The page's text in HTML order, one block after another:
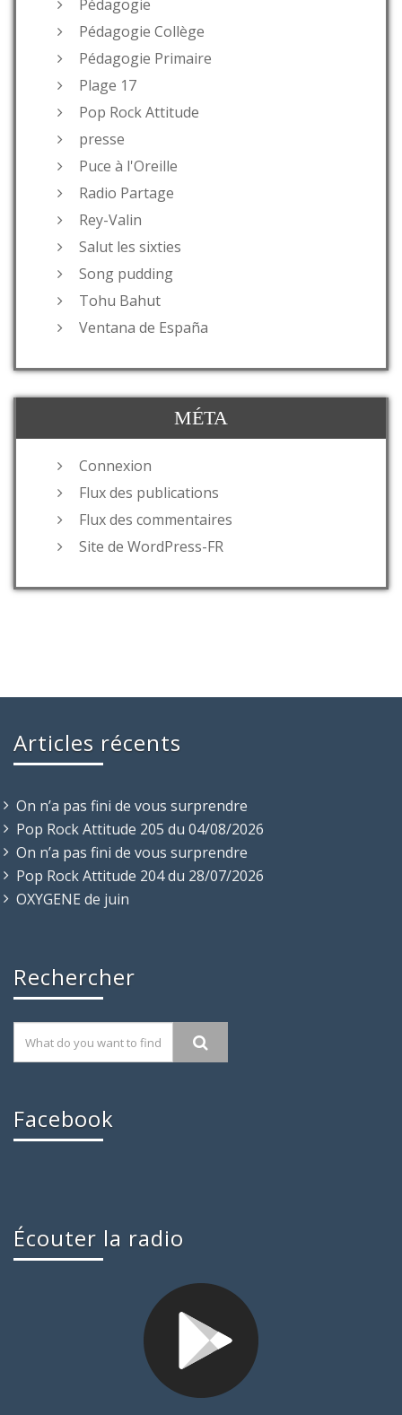
Pédagogie
Pédagogie Collège
Pédagogie Primaire
Plage 17
Pop Rock Attitude
presse
Puce à l'Oreille
Radio Partage
Rey-Valin
Salut les sixties
Song pudding
Tohu Bahut
Ventana de España
MÉTA
Connexion
Flux des publications
Flux des commentaires
Site de WordPress-FR
Articles récents
On n’a pas fini de vous surprendre
Pop Rock Attitude 205 du 04/08/2026
On n’a pas fini de vous surprendre
Pop Rock Attitude 204 du 28/07/2026
OXYGENE de juin
Rechercher
Facebook
Écouter la radio